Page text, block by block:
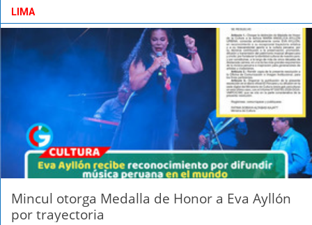
LIMA
Mincul otorga Medalla de Honor a Eva Ayllón
por trayectoria